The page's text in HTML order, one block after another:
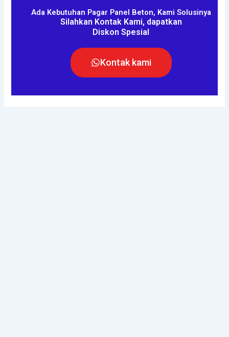
Ada Kebutuhan Pagar Panel Beton, Kami Solusinya
Silahkan Kontak Kami, dapatkan
Diskon Spesial
Kontak kami